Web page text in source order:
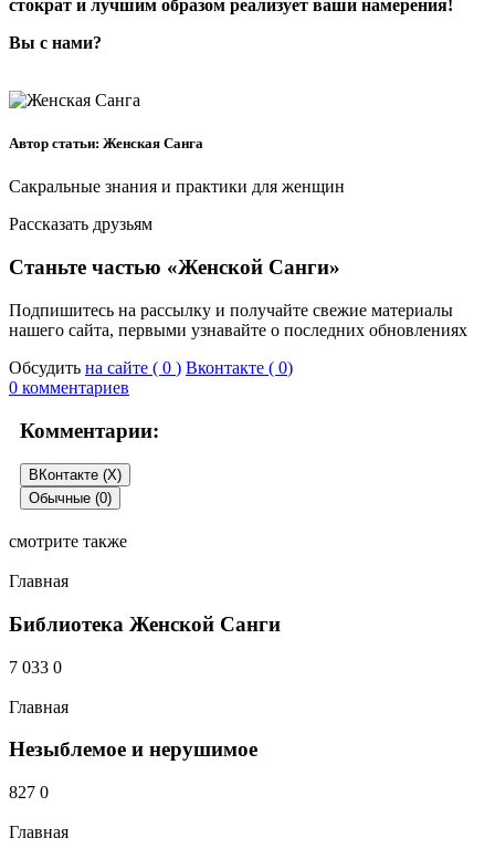
стократ и лучшим образом реализует ваши намерения!
Вы с нами?
Автор статьи: Женская Санга
Сакральные знания и практики для женщин
Рассказать друзьям
Станьте частью «Женской Санги»
Подпишитесь на рассылку и получайте свежие материалы
нашего сайта, первыми узнавайте о последних обновлениях
Обсудить на сайте ( 0 ) Вконтакте ( 0)
0 комментариев
Комментарии:
ВКонтакте (X)
Обычные (0)
смотрите также
Главная
Библиотека Женской Санги
7 033 0
Главная
Незыблемое и нерушимое
827 0
Главная